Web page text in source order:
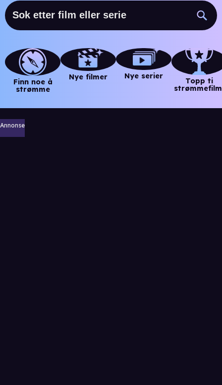
Finn noe å
strømme
Nye filmer Nye serier
Topp ti
Annonse